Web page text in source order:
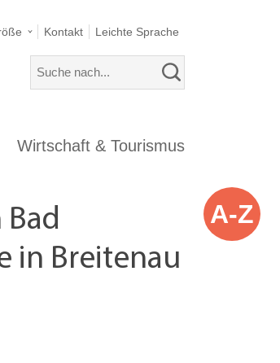
Kontakt Leichte Sprache
Wirtschaft & Tourismus
in Breitenau
A-Z